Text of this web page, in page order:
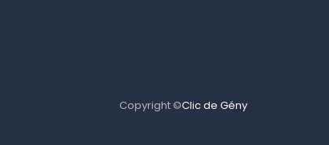
Copyright ©Clic de Gény